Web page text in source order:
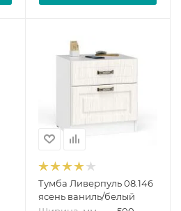
Тумба Ливерпуль 08.146
ясень ваниль/белый